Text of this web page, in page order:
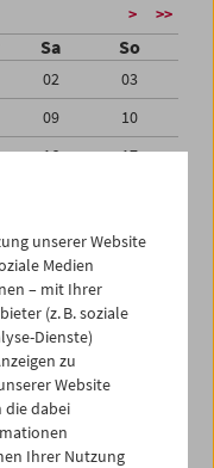
> >>
Sa So
02
03
09
10
16
17
31
06
unserer Website
Medien
– mit Ihrer
(z. B. soziale
Dienste)
zu
Website
die dabei
Ihrer Nutzung